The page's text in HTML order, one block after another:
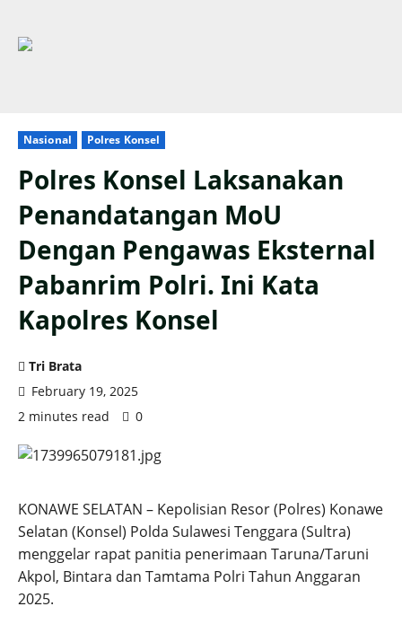
Nasional Polres Konsel
Polres Konsel Laksanakan
Penandatangan MoU
Dengan Pengawas Eksternal
Pabanrim Polri. Ini Kata
Kapolres Konsel
Tri Brata
February 19, 2025
2 minutes read
0
KONAWE SELATAN – Kepolisian Resor (Polres) Konawe
Selatan (Konsel) Polda Sulawesi Tenggara (Sultra)
menggelar rapat panitia penerimaan Taruna/Taruni
Akpol, Bintara dan Tamtama Polri Tahun Anggaran
2025.